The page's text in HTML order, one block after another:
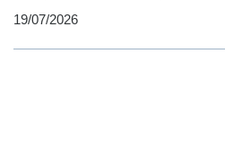
19/07/2026